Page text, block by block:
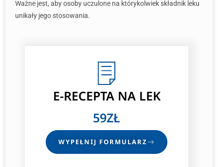
Ważne jest, aby osoby uczulone na którykolwiek składnik leku
unikały jego stosowania.
E-RECEPTANA LEK
59ZŁ
WYPEŁNIJ FORMULARZ